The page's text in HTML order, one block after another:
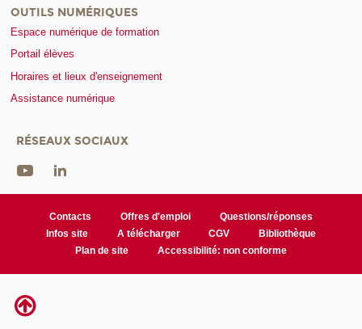
OUTILS NUMÉRIQUES
Espace numérique de formation
Portail élèves
Horaires et lieux d'enseignement
Assistance numérique
RÉSEAUX SOCIAUX
Contacts Offres d'emploi
Questions/réponses
Infos site
A télécharger CGV
Bibliothèque
Plan de site
Accessibilité: non conforme